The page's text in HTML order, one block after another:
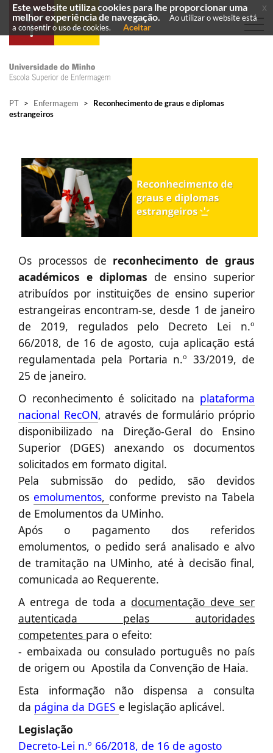
PT > Enfermagem >
Reconhecimento de graus e diplomas
estrangeiros
Os processos de reconhecimento de graus
académicos e diplomas de ensino superior
atribuídos por instituições de ensino superior
estrangeiras encontram-se, desde 1 de janeiro
de 2019, regulados pelo Decreto Lei n.º
66/2018, de 16 de agosto, cuja aplicação está
regulamentada pela Portaria n.º 33/2019, de
25 de janeiro.
O reconhecimento é solicitado na plataforma
nacional RecON,através de formulário próprio
disponibilizado na Direção-Geral do Ensino
Superior (DGES) anexando os documentos
solicitados em formato digital.
Pela submissão do pedido, são devidos
os emolumentos, conforme previsto na Tabela
de Emolumentos da UMinho.
Após o pagamento dos referidos
emolumentos, o pedido será analisado e alvo
de tramitação na UMinho, até à decisão final,
comunicada ao Requerente.
A entrega de toda a documentação deve ser
autenticada pelas autoridades
competentes para o efeito:
- embaixada ou consulado português no país
de origem ou Apostila da Convenção de Haia.
Esta informação não dispensa a consulta
da página da DGES e legislação aplicável.
Legislação
Decreto-Lei n.º 66/2018, de 16 de agosto
Este website utiliza cookies para lhe proporcionar uma
melhor experiência de navegação.
Ao utilizar o website está
a consentir o uso de cookies.
Aceitar
x